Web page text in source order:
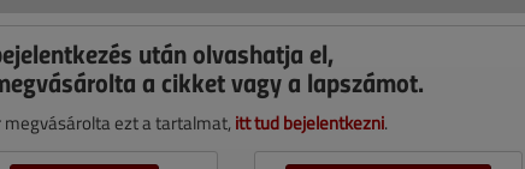
után olvashatja el,
a cikket vagy a lapszámot.
ezt a tartalmat, itt tud bejelentkezni.